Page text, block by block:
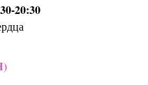
20:30